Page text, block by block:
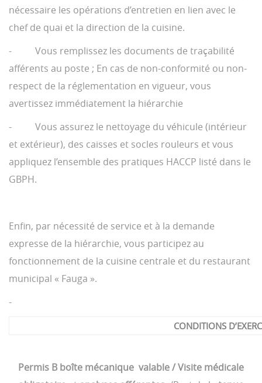
nécessaire les opérations d’entretien en lien avec le
chef de quai et la direction de la cuisine.
- Vous remplissez les documents de traçabilité
afférents au poste ; En cas de non-conformité ou non-
respect de la réglementation en vigueur, vous
avertissez immédiatement la hiérarchie
- Vous assurez le nettoyage du véhicule (intérieur
et extérieur), des caisses et socles rouleurs et vous
appliquez l’ensemble des pratiques HACCP listé dans le
GBPH.
Enfin, par nécessité de service et à la demande
expresse de la hiérarchie, vous participez au
fonctionnement de la cuisine centrale et du restaurant
municipal « Fauga ».
-
CONDITIONS
Permis B boîte mécanique valable / Visite médicale